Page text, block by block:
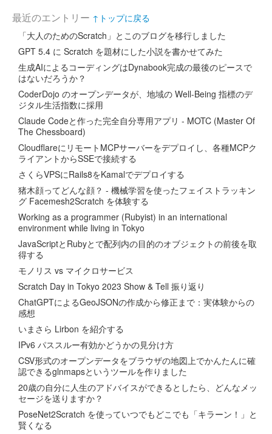
最近のエントリー ↑トップに戻る
「大人のためのScratch」とこのブログを移行しました
GPT 5.4 に Scratch を題材にした小説を書かせてみた
生成AIによるコーディングはDynabook完成の最後のピースで
はないだろうか？
CoderDojo のオープンデータが、地域の Well-Being 指標のデ
ジタル生活指数に採用
Claude Codeと作った完全自分専用アプリ - MOTC (Master Of
The Chessboard)
CloudflareにリモートMCPサーバーをデプロイし、各種MCPク
ライアントからSSEで接続する
さくらVPSにRails8をKamalでデプロイする
猪木顔ってどんな顔？ - 機械学習を使ったフェイストラッキン
グ Facemesh2Scratch を体験する
Working as a programmer (Rubyist) in an international
environment while living in Tokyo
JavaScriptとRubyとで配列内の目的のオブジェクトの前後を取
得する
モノリス vs マイクロサービス
Scratch Day in Tokyo 2023 Show & Tell 振り返り
ChatGPTによるGeoJSONの作成から修正まで：実体験からの
感想
いまさら Lirbon を紹介する
IPv6 パススルー有効かどうかの見分け方
CSV形式のオープンデータをブラウザの地図上でかんたんに確
認できるglnmapsというツールを作りました
20歳の自分に人生のアドバイスができるとしたら、どんなメッ
セージを送りますか？
PoseNet2Scratch を使っていつでもどこでも「キラーン！」と
賢くなる